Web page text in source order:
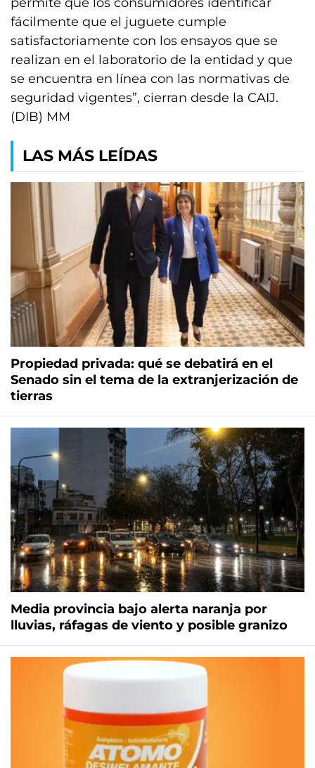
fácilmente que el juguete cumple
satisfactoriamente con los ensayos que se
realizan en el laboratorio de la entidad y que
se encuentra en línea con las normativas de
seguridad vigentes”, cierran desde la CAIJ.
(DIB) MM
LAS MÁS LEÍDAS
Propiedad privada: qué se debatirá en el
Senado sin el tema de la extranjerización de
tierras
Media provincia bajo alerta naranja por
lluvias, ráfagas de viento y posible granizo